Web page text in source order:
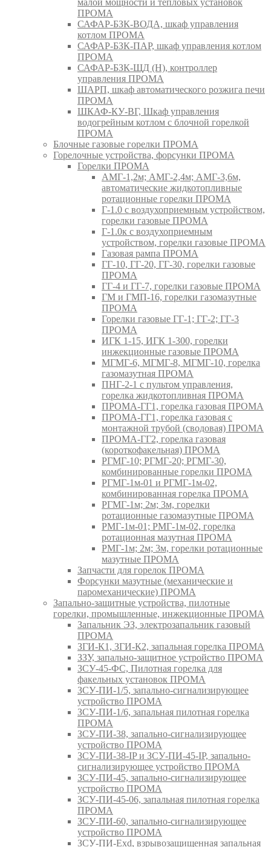
малой мощности и тепловых установок
ПРОМА
САФАР-БЗК-ВОДА, шкаф управления
котлом ПРОМА
САФАР-БЗК-ПАР, шкаф управления котлом
ПРОМА
САФАР-БЗК-ЩД (Н), контроллер
управления ПРОМА
ШАРП, шкаф автоматического розжига печи
ПРОМА
ШКАФ-КУ-ВГ, Шкаф управления
водогрейным котлом с блочной горелкой
ПРОМА
Блочные газовые горелки ПРОМА
Горелочные устройства, форсунки ПРОМА
Горелки ПРОМА
АМГ-1,2м; АМГ-2,4м; АМГ-3,6м,
автоматические жидкотопливные
ротационные горелки ПРОМА
Г-1.0 с воздухоприемным устройством,
горелки газовые ПРОМА
Г-1.0к с воздухоприемным
устройством, горелки газовые ПРОМА
Газовая рампа ПРОМА
ГГ-10, ГГ-20, ГГ-30, горелки газовые
ПРОМА
ГГ-4 и ГГ-7, горелки газовые ПРОМА
ГМ и ГМП-16, горелки газомазутные
ПРОМА
Горелки газовые ГГ-1; ГГ-2; ГГ-3
ПРОМА
ИГК 1-15, ИГК 1-300, горелки
инжекционные газовые ПРОМА
МГМГ-6, МГМГ-8, МГМГ-10, горелка
газомазутная ПРОМА
ПНГ-2-1 с пультом управления,
горелка жидкотопливная ПРОМА
ПРОМА-ГГ1, горелка газовая ПРОМА
ПРОМА-ГГ1, горелка газовая с
монтажной трубой (сводовая) ПРОМА
ПРОМА-ГГ2, горелка газовая
(короткофакельная) ПРОМА
РГМГ-10; РГМГ-20; РГМГ-30,
комбинированные горелки ПРОМА
РГМГ-1м-01 и РГМГ-1м-02,
комбинированная горелка ПРОМА
РГМГ-1м; 2м; 3м, горелки
ротационные газомазутные ПРОМА
РМГ-1м-01; РМГ-1м-02, горелка
ротационная мазутная ПРОМА
РМГ-1м; 2м; 3м, горелки ротационные
мазутные ПРОМА
Запчасти для горелок ПРОМА
Форсунки мазутные (механические и
паромеханические) ПРОМА
Запально-защитные устройства, пилотные
горелки, промышленные, инжекционные ПРОМА
Запальник ЭЗ, электрозапальник газовый
ПРОМА
ЗГИ-К1, ЗГИ-К2, запальная горелка ПРОМА
ЗЗУ, запально-защитное устройство ПРОМА
ЗСУ-45-ФС, Пилотная горелка для
факельных установок ПРОМА
ЗСУ-ПИ-1/5, запально-сигнализирующее
устройство ПРОМА
ЗСУ-ПИ-1/6, запальная пилотная горелка
ПРОМА
ЗСУ-ПИ-38, запально-сигнализирующее
устройство ПРОМА
ЗСУ-ПИ-38-IP и ЗСУ-ПИ-45-IP, запально-
сигнализирующее устройство ПРОМА
ЗСУ-ПИ-45, запально-сигнализирующее
устройство ПРОМА
ЗСУ-ПИ-45-06, запальная пилотная горелка
ПРОМА
ЗСУ-ПИ-60, запально-сигнализирующее
устройство ПРОМА
ЗСУ-ПИ-Exd, взрывозащищенная запальная